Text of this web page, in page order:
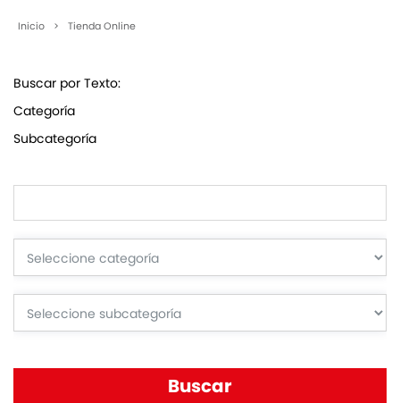
Inicio > Tienda Online
Buscar por Texto:
Categoría
Subcategoría